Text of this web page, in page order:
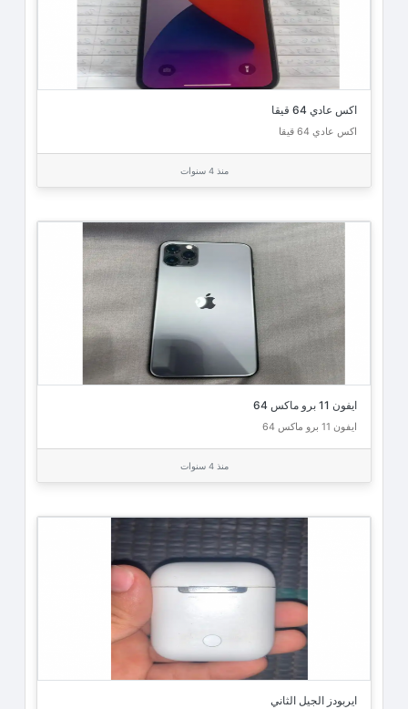
اكس عادي 64 قيقا
اكس عادي 64 قيقا
منذ 4 سنوات
ايفون 11 برو ماكس 64
ايفون 11 برو ماكس 64
منذ 4 سنوات
ايربودز الجيل الثاني